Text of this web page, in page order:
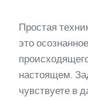
Простая
это
настоящем.
чувствуете в